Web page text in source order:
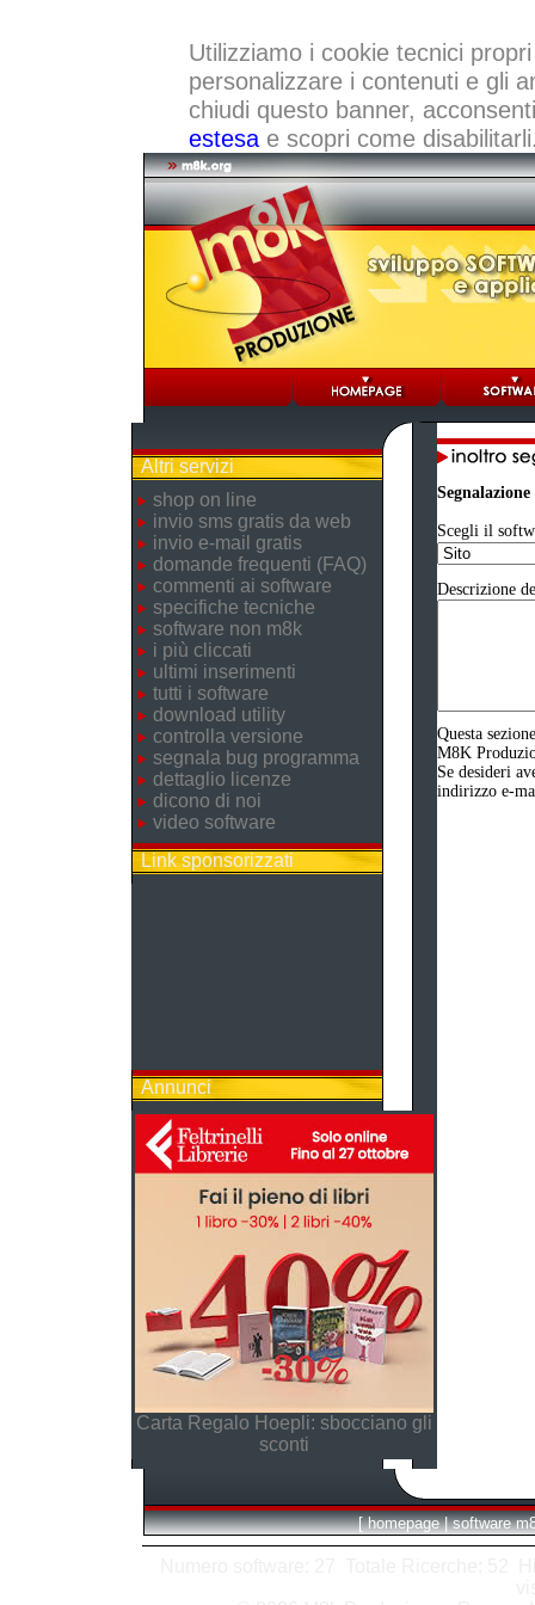
Utilizziamo i cookie tecnici
personalizzare i contenuti e gli
chiudi questo banner,
estesae scopri come
Altri servizi
shop on line
invio sms gratis da web
invio e-mail gratis
domande frequenti (FAQ)
commenti ai software
specifiche tecniche
software non m8k
i più cliccati
ultimi inserimenti
tutti i software
download utility
controlla versione
segnala bug programma
dettaglio licenze
dicono di noi
video software
Link sponsorizzati
Annunci
Carta Regalo Hoepli: sbocciano gli
sconti
Scegli il
Descrizione
Questa
M8K
Se desideri
indirizzo e-
[ homepage | software